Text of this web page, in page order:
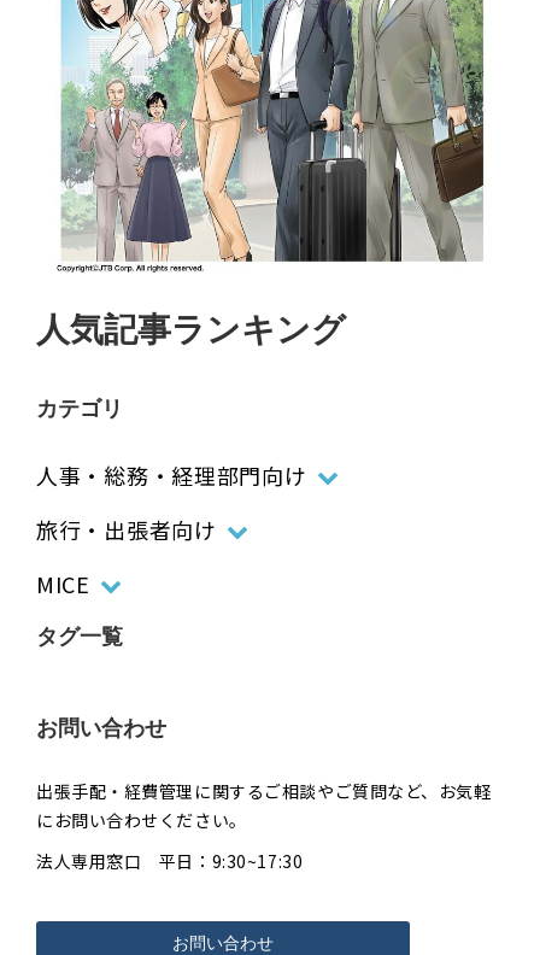
人気記事ランキング
カテゴリ
人事・総務・経理部門向け
旅行・出張者向け
MICE
タグ一覧
お問い合わせ
出張手配・経費管理に関するご相談やご質問など、お気軽
にお問い合わせください。
法人専用窓口 平日：9:30~17:30
お問い合わせ